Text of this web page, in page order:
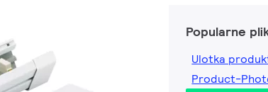
Popularne
Ulotka
Product-